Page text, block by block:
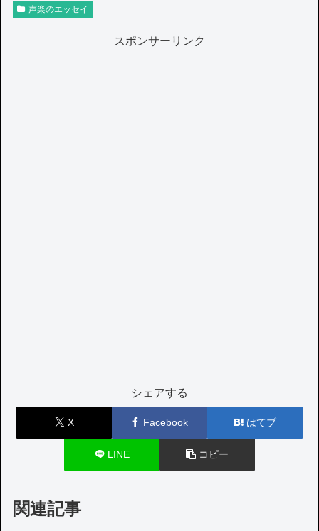
声楽のエッセイ
スポンサーリンク
シェアする
X Facebook はてブ
LINE コピー
関連記事